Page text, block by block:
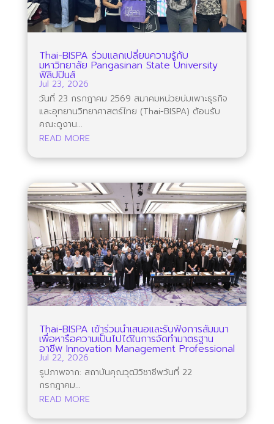
Thai-BISPA ร่วมแลกเปลี่ยนความรู้กับ
มหาวิทยาลัย Pangasinan State University
ฟิลิปปินส์
Jul 23, 2026
วันที่ 23 กรกฎาคม 2569 สมาคมหน่วยบ่มเพาะธุรกิจ
และอุทยานวิทยาศาสตร์ไทย (Thai-BISPA) ต้อนรับ
คณะดูงาน...
READ MORE
Thai-BISPA เข้าร่วมนำเสนอและรับฟังการสัมมนา
เพื่อหารือความเป็นไปได้ในการจัดทำมาตรฐาน
อาชีพ Innovation Management Professional
Jul 22, 2026
รูปภาพจาก: สถาบันคุณวุฒิวิชาชีพวันที่ 22
กรกฎาคม...
READ MORE